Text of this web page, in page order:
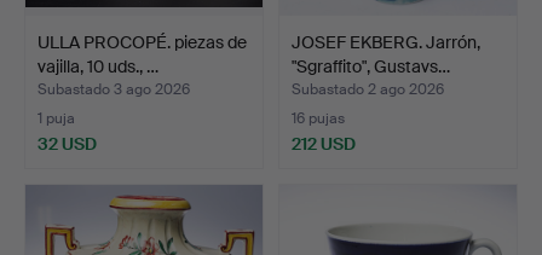
ULLA PROCOPÉ. piezas de
vajilla, 10 uds., …
Subastado 3 ago 2026
1 puja
32 USD
JOSEF EKBERG. Jarrón,
"Sgraffito", Gustavs…
Subastado 2 ago 2026
16 pujas
212 USD